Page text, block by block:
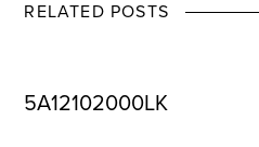
RELATED POSTS
5A12102000LK